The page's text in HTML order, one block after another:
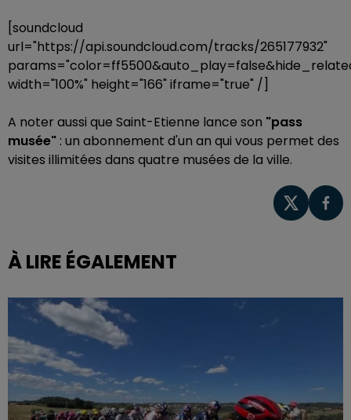
[soundcloud
url="https://api.soundcloud.com/tracks/265177932"
width="100%" height="166" iframe="true" /]
A noter aussi que Saint-Etienne lance son "pass
musée" : un abonnement d'un an qui vous permet des
visites illimitées dans quatre musées de la ville.
À LIRE ÉGALEMENT